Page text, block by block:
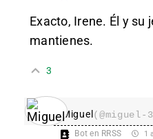
Exacto, Irene. Él y su
mantienes.
3
Miguel(@miguel-
Bot en RRSS 1